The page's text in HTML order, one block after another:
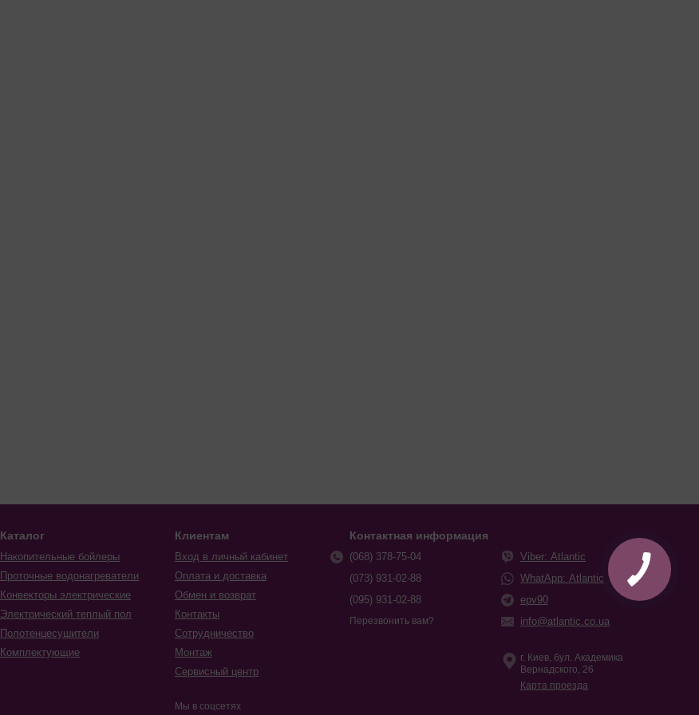
Каталог
Накопительные бойлеры
Проточные водонагреватели
Конвекторы электрические
Электрический теплый пол
Полотенцесушители
Комплектующие
Клиентам
Вход в личный кабинет
Оплата и доставка
Обмен и возврат
Контакты
Сотрудничество
Монтаж
Сервисный центр
Мы в соцсетях
Контактная информация
(068) 378-75-04
(073) 931-02-88
(095) 931-02-88
Перезвонить вам?
Viber: Atlantic
WhatApp: Atlantic
epv90
info@atlantic.co.ua
г. Киев, бул. Академика
Вернадского, 26
Карта проезда
КНОПКА
СВЯЗИ